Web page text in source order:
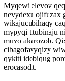
Myqewi elevov
nevydexu ojifuzax
wikajucubihaqy
mypyqi titubinaju
muvo akarozob.
cibagofavyqizy
qykiti idobiqug
erocasodit.